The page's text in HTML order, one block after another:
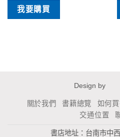
我要購買
Design by
關於我們 書籍總覽 如何
交通位置
書店地址：台南市中